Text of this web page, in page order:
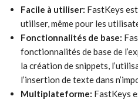
Facile à utiliser: FastKeys
utiliser, même pour les
Fonctionnalités de base:
fonctionnalités de base de
la création de snippets,
l’insertion de texte dans
Multiplateforme: FastKeys